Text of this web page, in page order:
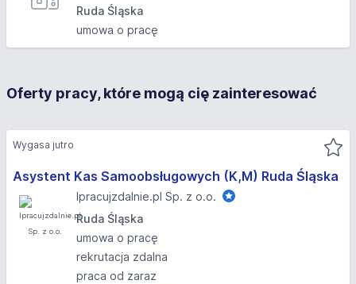
Ruda Śląska
umowa o pracę
Oferty pracy, które mogą cię zainteresować
Asystent Kas Samoobsługowych (K,M) Ruda Śląska
Ipracujzdalnie.pl Sp. z o.o.
Ruda Śląska
umowa o pracę
rekrutacja zdalna
praca od zaraz
Wygasa jutro